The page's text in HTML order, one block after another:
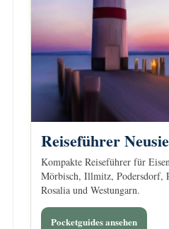
Reiseführer
Kompakte Reiseführer für
Mörbisch, Illmitz, Podersdorf,
Rosalia und Westungarn.
Pocketguides ansehen